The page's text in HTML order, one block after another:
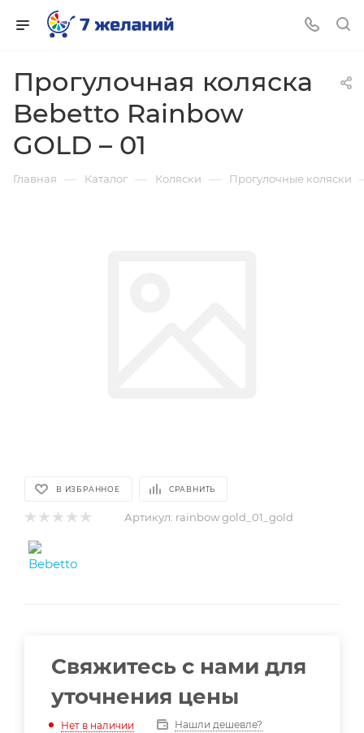
Прогулочная коляска
Bebetto Rainbow
GOLD – 01
Главная — Каталог — Коляски — Прогулочные коляски
В ИЗБРАННОЕ СРАВНИТЬ
Артикул: rainbow gold_01_gold
Свяжитесь с нами для
уточнения цены
Нет в наличии Нашли дешевле?